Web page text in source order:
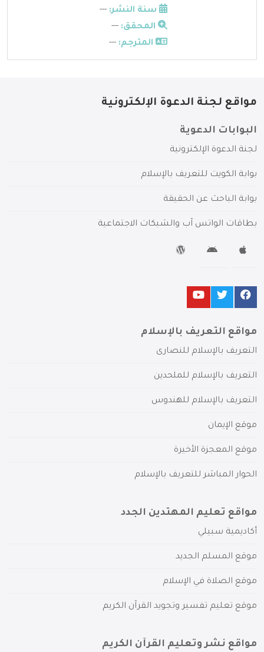
سنة النشر: ---
المحقق: ---
المترجم: ---
مواقع لجنة الدعوة الإلكترونية
البوابات الدعوية
لجنة الدعوة الإلكترونية
بوابة الكويت للتعريف بالإسلام
بوابة الباحث عن الحقيقة
بطاقات الواتس آب والشبكات الاجتماعية
مواقع التعريف بالإسلام
التعريف بالإسلام للنصارى
التعريف بالإسلام للملحدين
التعريف بالإسلام للهندوس
موقع الإيمان
موقع المعجزة الأخيرة
الحوار المباشر للتعريف بالإسلام
مواقع تعليم المهتدين الجدد
أكاديمية سبيلي
موقع المسلم الجديد
موقع الصلاة في الإسلام
موقع تعليم تفسير وتجويد القرآن الكريم
مواقع نشر وتعليم القرآن الكريم